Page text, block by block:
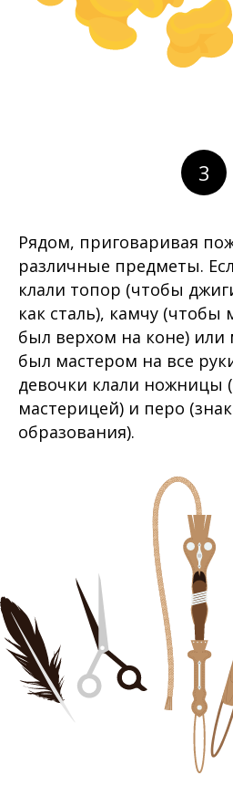
3
Рядом, приговаривая
различные предметы.
клали топор (чтобы
как сталь), камчу (чтобы
был верхом на коне) или
был мастером на все
девочки клали ножницы
мастерицей) и перо
образования).